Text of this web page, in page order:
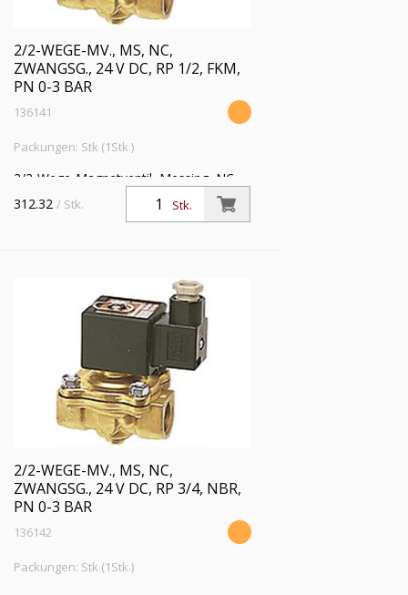
2/2-WEGE-MV., MS, NC,
ZWANGSG., 24 V DC, RP 1/2, FKM,
PN 0-3 BAR
136141
Packungen: Stk (1Stk.)
2/2-Wege-Magnetventil, Messing, NC,
zwangsgesteuert, 24 V DC, Rp 1/2,
FKM, Mediumstemperatur -20 °C bis
Stk.
312.32 / Stk.
2/2-WEGE-MV., MS, NC,
ZWANGSG., 24 V DC, RP 3/4, NBR,
PN 0-3 BAR
136142
Packungen: Stk (1Stk.)